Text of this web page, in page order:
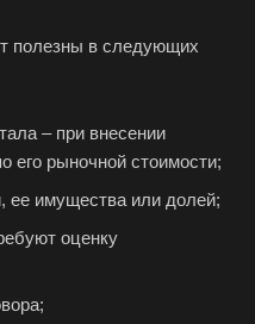
полезны в следующих
– при внесении
его рыночной стоимости;
ее имущества или долей;
оценку